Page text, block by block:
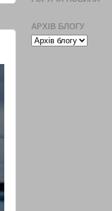
АРХІВ БЛОГУ